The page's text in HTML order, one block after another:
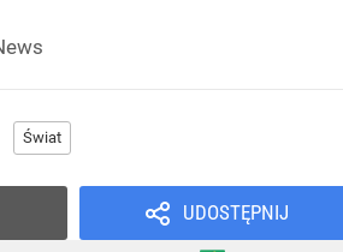
Świat
UDOSTĘPNIJ